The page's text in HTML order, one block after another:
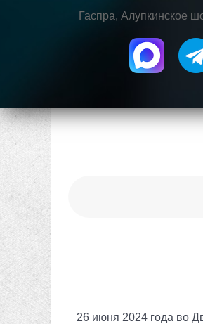
Гаспра, Алупкинское
26 июня 2024 года во